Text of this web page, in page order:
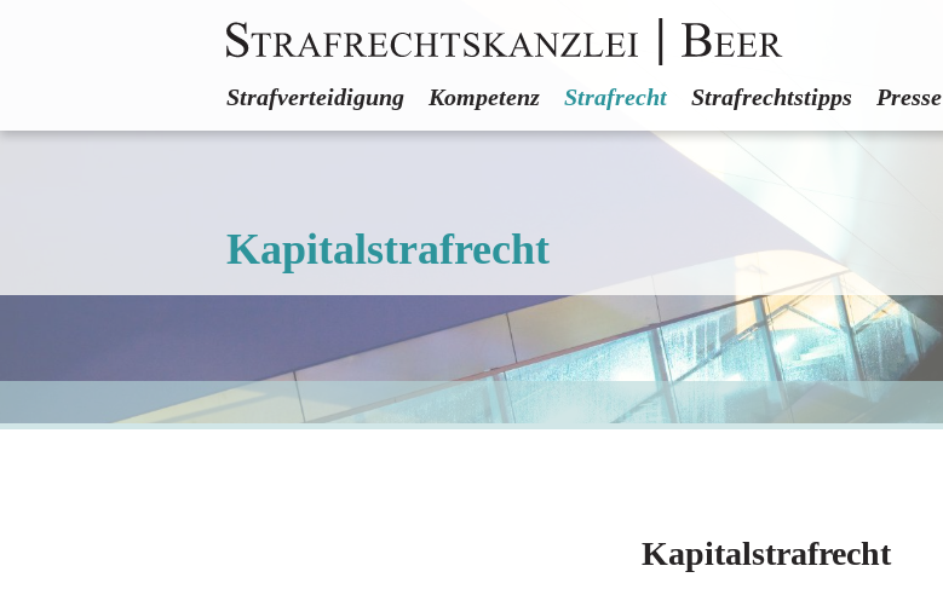
Strafverteidigung Kompetenz Strafrecht Strafrechtstipps Presse
Kapitalstrafrecht
Kapitalstrafrecht